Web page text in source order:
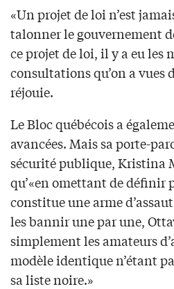
«Un projet de loi n’est
talonner le gouvernement
ce projet de loi, il y a eu les
consultations qu’on a vues
réjouie.
Le Bloc québécois a
avancées. Mais sa porte-
sécurité publique, Kristina
qu’«en omettant de définir
constitue une arme
les bannir une par une,
simplement les amateurs
modèle identique n’étant
sa liste noire.»